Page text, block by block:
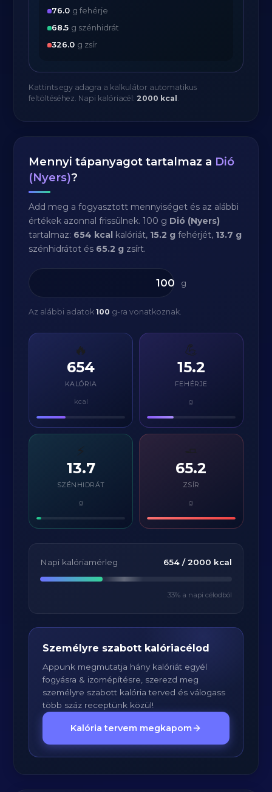
76.0 g fehérje
68.5 g szénhidrát
326.0 g zsír
Kattints egy adagra a kalkulátor automatikus
feltöltéséhez. Napi kalóriacél: 2000 kcal .
Mennyi tápanyagot tartalmaz a Dió
(Nyers)?
Add meg a fogyasztott mennyiséget és az alábbi
értékek azonnal frissülnek. 100 g Dió (Nyers)
tartalmaz: 654 kcal kalóriát, 15.2 g fehérjét, 13.7 g
szénhidrátot és 65.2 g zsírt.
g
Az alábbi adatok100 g-ra vonatkoznak.
🔥
654
KALÓRIA
kcal
💪
15.2
FEHÉRJE
g
⚡
13.7
SZÉNHIDRÁT
g
65.2
ZSÍR
g
Napi kalóriamérleg 654/ 2000 kcal
33% a napi célodból
Személyre szabott kalóriacélod
Appunk megmutatja hány kalóriát egyél
fogyásra & izomépítésre, szerezd meg
személyre szabott kalória terved és válogass
több száz receptünk közül!
Kalória tervem megkapom